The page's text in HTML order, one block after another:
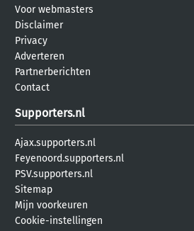
Voor webmasters
Disclaimer
Privacy
Adverteren
Partnerberichten
Contact
Supporters.nl
Ajax.supporters.nl
Feyenoord.supporters.nl
PSV.supporters.nl
Sitemap
Mijn voorkeuren
Cookie-instellingen